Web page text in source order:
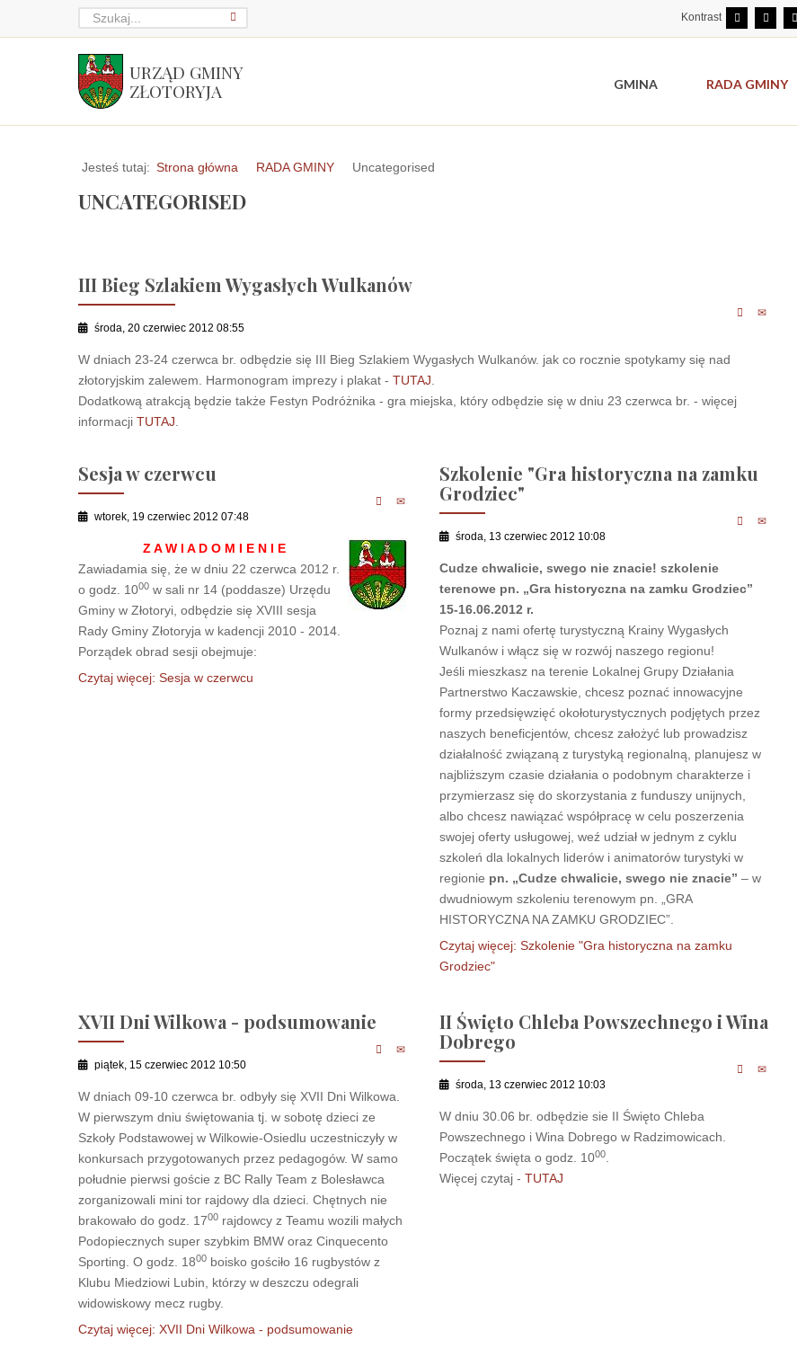
Kontrast
URZĄD GMINY
ZŁOTORYJA
GMINA RADA GMINY
Jesteś tutaj: Strona główna RADA GMINY Uncategorised
UNCATEGORISED
III Bieg Szlakiem Wygasłych Wulkanów
środa, 20 czerwiec 2012 08:55
W dniach 23-24 czerwca br. odbędzie się III Bieg Szlakiem Wygasłych Wulkanów. jak co rocznie spotykamy się nad
złotoryjskim zalewem. Harmonogram imprezy i plakat - TUTAJ
Dodatkową atrakcją będzie także Festyn Podróżnika - gra miejska, który odbędzie się w dniu 23 czerwca br. - więcej
informacji TUTAJ
Sesja w czerwcu
wtorek, 19 czerwiec 2012 07:48
Z A W I A D O M I E N I E
Zawiadamia się, że w dniu 22 czerwca 2012 r.
o godz. 1000 w sali nr 14 (poddasze) Urzędu
Gminy w Złotoryi, odbędzie się XVIII sesja
Rady Gminy Złotoryja w kadencji 2010 - 2014.
Porządek obrad sesji obejmuje:
Czytaj więcej: Sesja w czerwcu
Szkolenie "Gra historyczna na zamku
Grodziec"
środa, 13 czerwiec 2012 10:08
Cudze chwalicie, swego nie znacie! szkolenie
terenowe pn. „Gra historyczna na zamku Grodziec”
15-16.06.2012 r.
Poznaj z nami ofertę turystyczną Krainy Wygasłych
Wulkanów i włącz się w rozwój naszego regionu!
Jeśli mieszkasz na terenie Lokalnej Grupy Działania
Partnerstwo Kaczawskie, chcesz poznać innowacyjne
formy przedsięwzięć okołoturystycznych podjętych przez
naszych beneficjentów, chcesz założyć lub prowadzisz
działalność związaną z turystyką regionalną, planujesz w
najbliższym czasie działania o podobnym charakterze i
przymierzasz się do skorzystania z funduszy unijnych,
albo chcesz nawiązać współpracę w celu poszerzenia
swojej oferty usługowej, weź udział w jednym z cyklu
szkoleń dla lokalnych liderów i animatorów turystyki w
regionie pn. „Cudze chwalicie, swego nie znacie” – w
dwudniowym szkoleniu terenowym pn. „GRA
HISTORYCZNA NA ZAMKU GRODZIEC”.
Czytaj więcej: Szkolenie "Gra historyczna na zamku
Grodziec"
XVII Dni Wilkowa - podsumowanie
piątek, 15 czerwiec 2012 10:50
W dniach 09-10 czerwca br. odbyły się XVII Dni Wilkowa.
W pierwszym dniu świętowania tj. w sobotę dzieci ze
Szkoły Podstawowej w Wilkowie-Osiedlu uczestniczyły w
konkursach przygotowanych przez pedagogów. W samo
południe pierwsi goście z BC Rally Team z Bolesławca
zorganizowali mini tor rajdowy dla dzieci. Chętnych nie
brakowało do godz. 1700 rajdowcy z Teamu wozili małych
Podopiecznych super szybkim BMW oraz Cinquecento
Sporting. O godz. 1800 boisko gościło 16 rugbystów z
Klubu Miedziowi Lubin, którzy w deszczu odegrali
widowiskowy mecz rugby.
Czytaj więcej: XVII Dni Wilkowa - podsumowanie
II Święto Chleba Powszechnego i Wina
Dobrego
środa, 13 czerwiec 2012 10:03
W dniu 30.06 br. odbędzie sie II Święto Chleba
Powszechnego i Wina Dobrego w Radzimowicach.
Początek święta o godz. 1000.
Więcej czytaj - TUTAJ